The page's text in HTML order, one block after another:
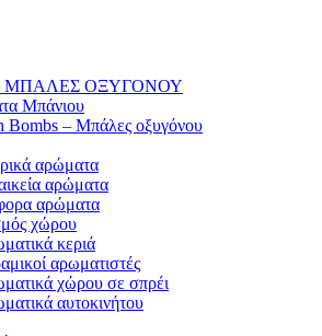
ΜΠΑΛΕΣ ΟΞΥΓΟΝΟΥ
Μπάνιου
Bombs – Μπάλες οξυγόνου
αρώματα
αρώματα
αρώματα
χώρου
κεριά
αρωματιστές
χώρου σε σπρέι
αυτοκινήτου